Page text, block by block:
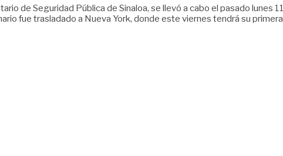
de Seguridad Pública de Sinaloa, se llevó a cabo el pasado lunes
fue trasladado a Nueva York, donde este viernes tendrá su